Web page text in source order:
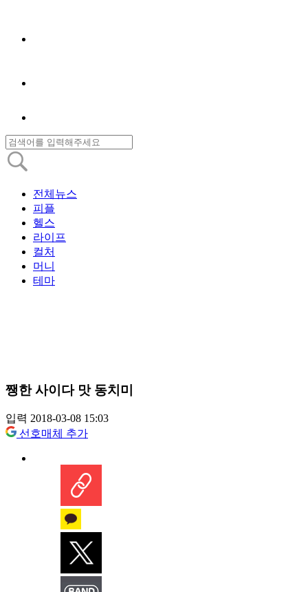
전체뉴스
피플
헬스
라이프
컬처
머니
테마
쨍한 사이다 맛 동치미
입력 2018-03-08 15:03
선호매체 추가